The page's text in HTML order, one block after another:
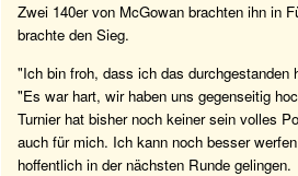
Zwei 140er von McGowan brachten ihn in
brachte den Sieg.
"Ich bin froh, dass ich das durchgestanden
"Es war hart, wir haben uns gegenseitig
Turnier hat bisher noch keiner sein volles
auch für mich. Ich kann noch besser
hoffentlich in der nächsten Runde gelingen.